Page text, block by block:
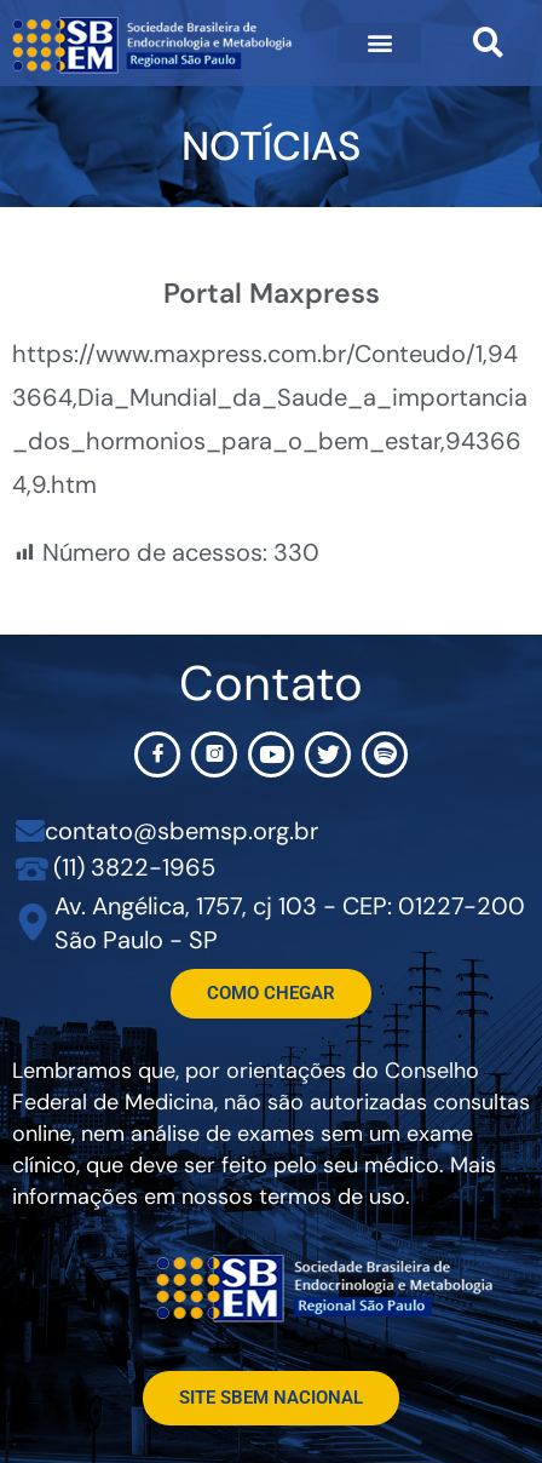
NOTÍCIAS
Portal Maxpress
https://www.maxpress.com.br/Conteudo/1,94
3664,Dia_Mundial_da_Saude_a_importancia
_dos_hormonios_para_o_bem_estar,94366
4,9.htm
Número de acessos: 330
Contato
contato@sbemsp.org.br
(11) 3822-1965
Av. Angélica, 1757, cj 103 - CEP: 01227-200
São Paulo - SP
COMO CHEGAR
Lembramos que, por orientações do Conselho
Federal de Medicina, não são autorizadas consultas
online, nem análise de exames sem um exame
clínico, que deve ser feito pelo seu médico. Mais
informações em nossos termos de uso.
SITE SBEM NACIONAL